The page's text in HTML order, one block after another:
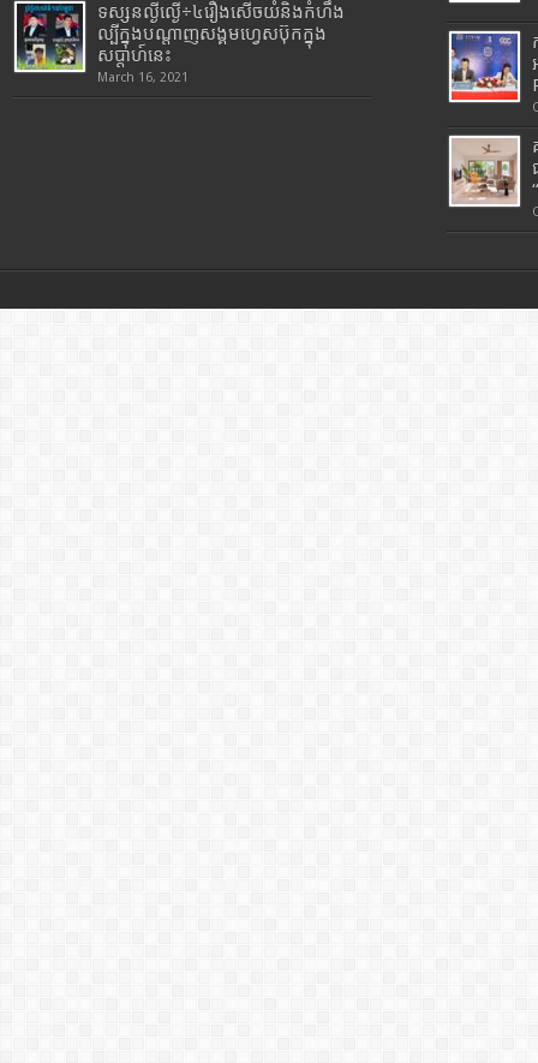
ទស្សនល្ងីល្ងើ÷៤រឿងសើចយំនិងកំហឹង
ល្បីក្នុងបណ្តាញសង្គមហ្វេសប៊ុកក្នុង
សប្តាហ៍នេះ
March 16, 2021